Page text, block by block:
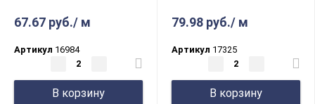
67.67 руб./ м
Артикул 16984
В корзину
79.98 руб./ м
Артикул 17325
В корзину